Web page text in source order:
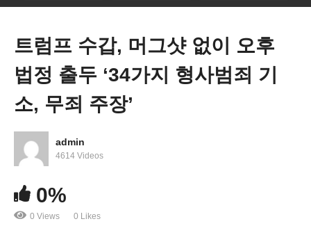
미국 대도시들 홈리스 피플, 노숙자 문제로 극심한
몸살
트럼프 수갑, 머그샷 없이 오후
법정 출두 ‘34가지 형사범죄 기
소, 무죄 주장’
admin
4614 Videos
0%
0 Views 0 Likes